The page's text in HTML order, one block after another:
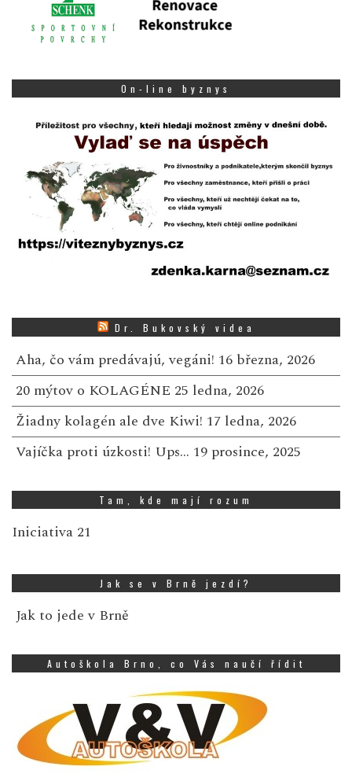
On-line byznys
Dr. Bukovský videa
Aha, čo vám predávajú, vegáni! 16 března, 2026
20 mýtov o KOLAGÉNE 25 ledna, 2026
Žiadny kolagén ale dve Kiwi! 17 ledna, 2026
Vajíčka proti úzkosti! Ups… 19 prosince, 2025
Tam, kde mají rozum
Iniciativa 21
Jak se v Brně jezdí?
Jak to jede v Brně
Autoškola Brno, co Vás naučí řídit